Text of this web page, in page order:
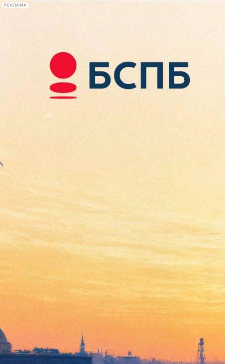
РЕКЛАМА
Сегодня:
2026.08.08
07:44
Афиша Plus